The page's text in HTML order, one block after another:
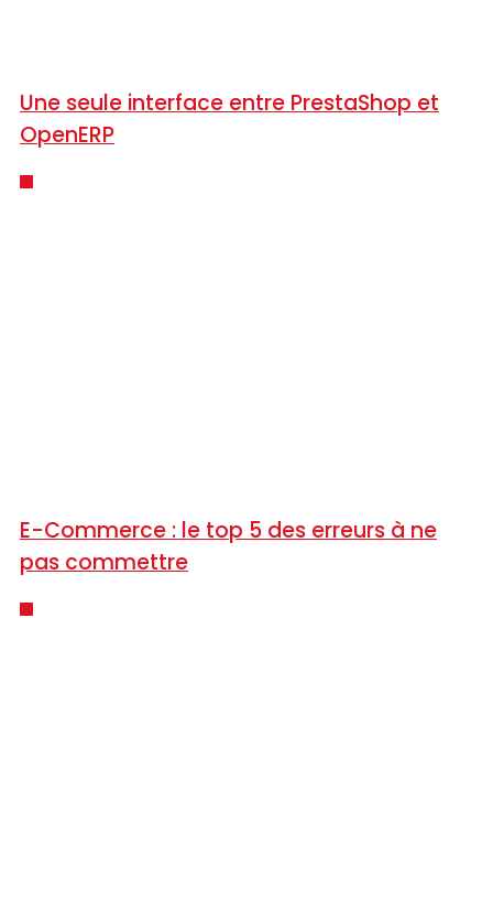
Une seule interface entre PrestaShop et
OpenERP
E-Commerce : le top 5 des erreurs à ne
pas commettre